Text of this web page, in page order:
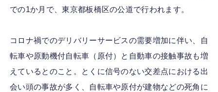
での1か月で、東京都板橋区の公道で行われます。
コロナ禍でのデリバリーサービスの需要増加に伴い、自
転車や原動機付自転車（原付）と自動車の接触事故も増
えているとのこと。とくに信号のない交差点における出
会い頭の事故が多く、自転車や原付が建物などの死角に